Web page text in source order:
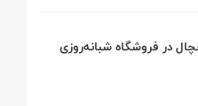
در فروشگاه شبانه‌روزی